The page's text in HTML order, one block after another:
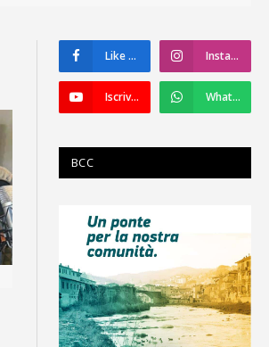
Like su Facebook Instagram
Iscriviti a YouTube WhatsApp
BCC